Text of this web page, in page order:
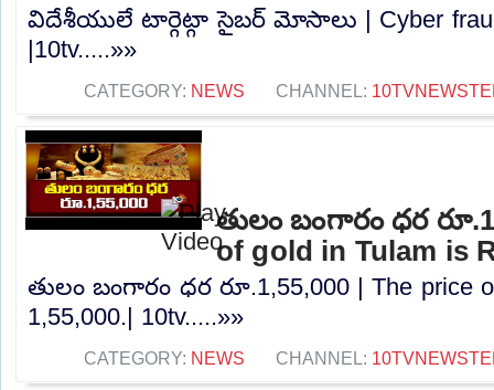
విదేశీయులే టార్గెట్గా సైబర్ మోసాలు | Cyber ​​fraud
|10tv.....»»
CATEGORY: NEWS CHANNEL:
తులం బంగారం ధర
of gold in Tulam is
తులం బంగారం ధర రూ.1,55,000 | The price
1,55,000.| 10tv.....»»
CATEGORY: NEWS CHANNEL: